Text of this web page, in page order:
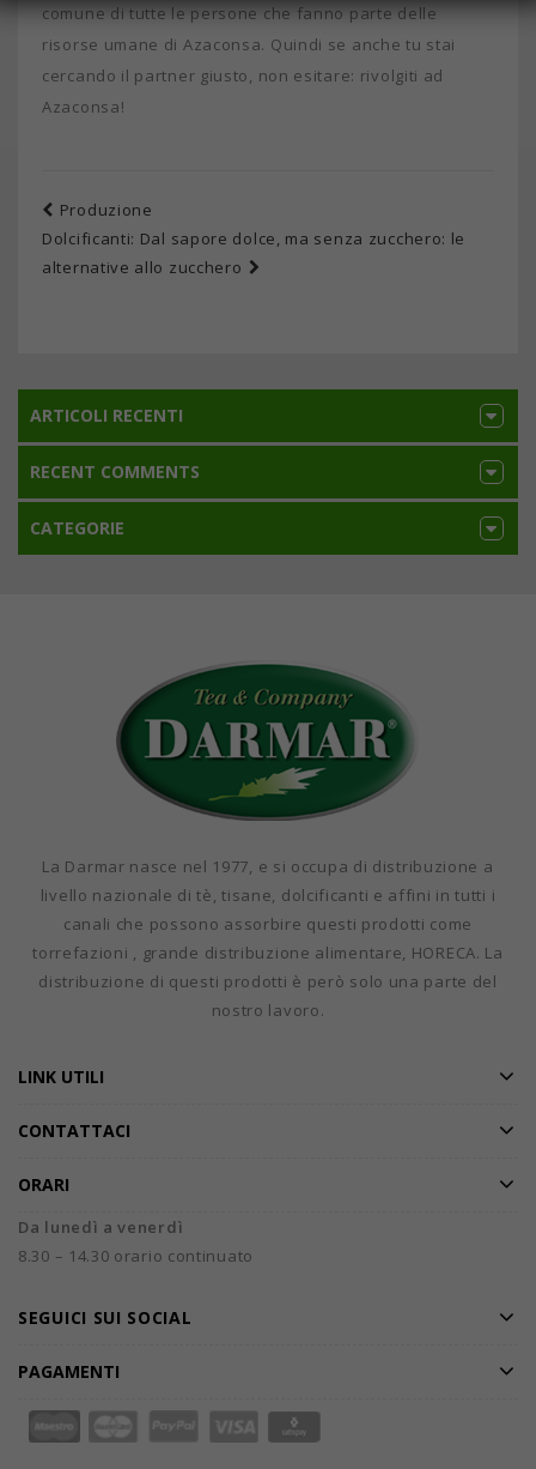
comune di tutte le persone che fanno parte delle
risorse umane di Azaconsa. Quindi se anche tu stai
cercando il partner giusto, non esitare: rivolgiti ad
Azaconsa!
Produzione
Dolcificanti: Dal sapore dolce, ma senza zucchero: le
alternative allo zucchero
ARTICOLI RECENTI
RECENT COMMENTS
CATEGORIE
La Darmar nasce nel 1977, e si occupa di distribuzione a
livello nazionale di tè, tisane, dolcificanti e affini in tutti i
canali che possono assorbire questi prodotti come
torrefazioni , grande distribuzione alimentare, HORECA. La
distribuzione di questi prodotti è però solo una parte del
nostro lavoro.
LINK UTILI
CONTATTACI
ORARI
Da lunedì a venerdì
8.30 – 14.30 orario continuato
SEGUICI SUI SOCIAL
PAGAMENTI